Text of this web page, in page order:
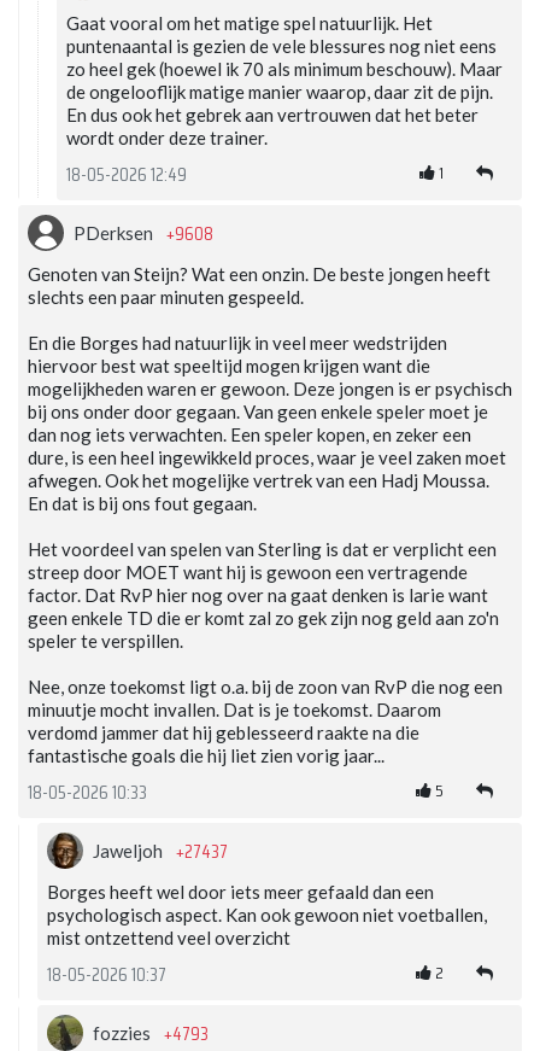
Gaat vooral om het matige spel natuurlijk. Het
puntenaantal is gezien de vele blessures nog niet eens
zo heel gek (hoewel ik 70 als minimum beschouw). Maar
de ongelooflijk matige manier waarop, daar zit de pijn.
En dus ook het gebrek aan vertrouwen dat het beter
wordt onder deze trainer.
18-05-2026 12:49 1
PDerksen +9608
Genoten van Steijn? Wat een onzin. De beste jongen heeft
slechts een paar minuten gespeeld.
En die Borges had natuurlijk in veel meer wedstrijden
hiervoor best wat speeltijd mogen krijgen want die
mogelijkheden waren er gewoon. Deze jongen is er psychisch
bij ons onder door gegaan. Van geen enkele speler moet je
dan nog iets verwachten. Een speler kopen, en zeker een
dure, is een heel ingewikkeld proces, waar je veel zaken moet
afwegen. Ook het mogelijke vertrek van een Hadj Moussa.
En dat is bij ons fout gegaan.
Het voordeel van spelen van Sterling is dat er verplicht een
streep door MOET want hij is gewoon een vertragende
factor. Dat RvP hier nog over na gaat denken is larie want
geen enkele TD die er komt zal zo gek zijn nog geld aan zo'n
speler te verspillen.
Nee, onze toekomst ligt o.a. bij de zoon van RvP die nog een
minuutje mocht invallen. Dat is je toekomst. Daarom
verdomd jammer dat hij geblesseerd raakte na die
fantastische goals die hij liet zien vorig jaar...
18-05-2026 10:33 5
Jaweljoh +27437
Borges heeft wel door iets meer gefaald dan een
psychologisch aspect. Kan ook gewoon niet voetballen,
mist ontzettend veel overzicht
18-05-2026 10:37 2
fozzies +4793